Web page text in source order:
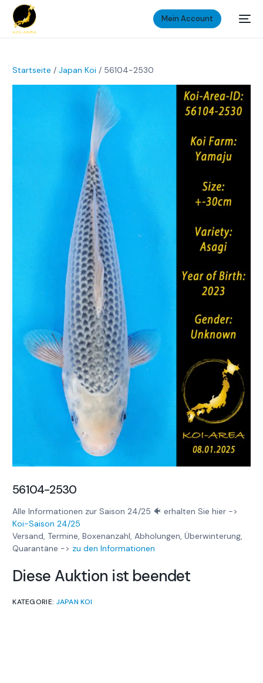
Mein Account
Startseite /Japan Koi / 56104-2530
56104-2530
Alle Informationen zur Saison 24/25 🐠 erhalten Sie hier ->
Koi-Saison 24/25
Versand, Termine, Boxenanzahl, Abholungen, Überwinterung,
Quarantäne -> zu den Informationen
Diese Auktion ist beendet
KATEGORIE: JAPAN KOI